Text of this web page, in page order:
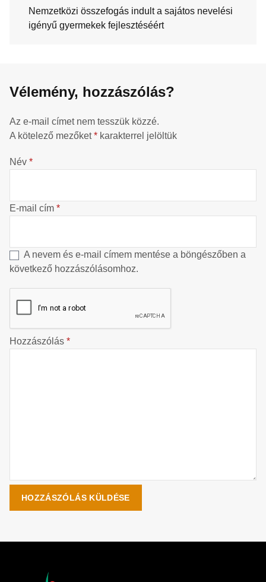
Nemzetközi összefogás indult a sajátos nevelési
igényű gyermekek fejlesztéséért
Vélemény, hozzászólás?
Az e-mail címet nem tesszük közzé.
A kötelező mezőket* karakterrel jelöltük
Név *
E-mail cím *
A nevem és e-mail címem mentése a böngészőben a
következő hozzászólásomhoz.
Hozzászólás *